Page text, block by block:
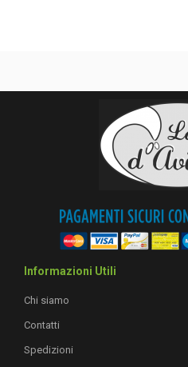
Informazioni Utili
Chi siamo
Contatti
Spedizioni